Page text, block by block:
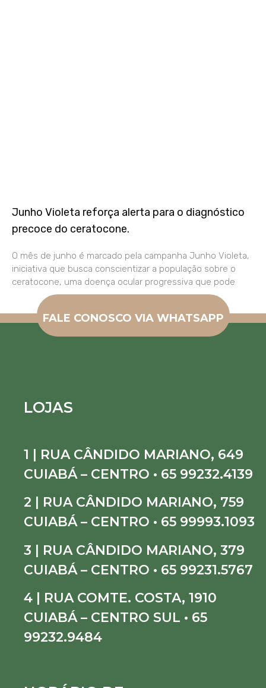
Junho Violeta reforça alerta para o diagnóstico
precoce do ceratocone.
O mês de junho é marcado pela campanha Junho Violeta,
iniciativa que busca conscientizar a população sobre o
ceratocone, uma doença ocular progressiva que pode
FALE CONOSCO VIA WHATSAPP
LOJAS
1 | RUA CÂNDIDO MARIANO, 649
CUIABÁ – CENTRO • 65 99232.4139
2 | RUA CÂNDIDO MARIANO, 759
CUIABÁ – CENTRO • 65 99993.1093
3 | RUA CÂNDIDO MARIANO, 379
CUIABÁ – CENTRO • 65 99231.5767
4 | RUA COMTE. COSTA, 1910
CUIABÁ – CENTRO SUL • 65
99232.9484